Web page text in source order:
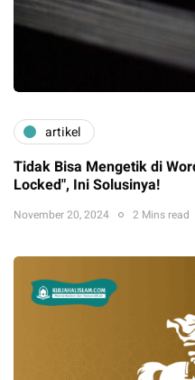
artikel
Tidak Bisa Mengetik di
Locked", Ini Solusinya!
November 20, 2024 2 Mins read